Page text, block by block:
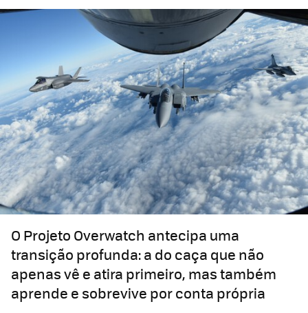
O Projeto Overwatch antecipa uma
transição profunda: a do caça que não
apenas vê e atira primeiro, mas também
aprende e sobrevive por conta própria